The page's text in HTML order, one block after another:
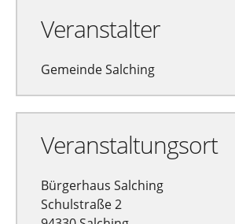
Veranstalter
Gemeinde Salching
Veranstaltungsort
Bürgerhaus Salching
Schulstraße 2